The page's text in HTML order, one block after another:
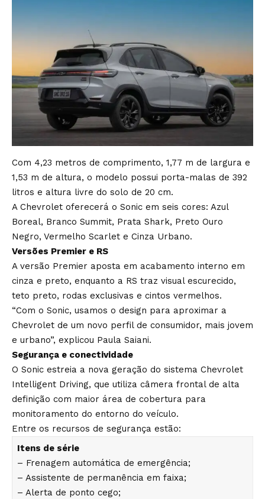
Com 4,23 metros de comprimento, 1,77 m de largura e
1,53 m de altura, o modelo possui porta-malas de 392
litros e altura livre do solo de 20 cm.
A Chevrolet oferecerá o Sonic em seis cores: Azul
Boreal, Branco Summit, Prata Shark, Preto Ouro
Negro, Vermelho Scarlet e Cinza Urbano.
Versões Premier e RS
A versão Premier aposta em acabamento interno em
cinza e preto, enquanto a RS traz visual escurecido,
teto preto, rodas exclusivas e cintos vermelhos.
“Com o Sonic, usamos o design para aproximar a
Chevrolet de um novo perfil de consumidor, mais jovem
e urbano”, explicou Paula Saiani.
Segurança e conectividade
O Sonic estreia a nova geração do sistema Chevrolet
Intelligent Driving, que utiliza câmera frontal de alta
definição com maior área de cobertura para
monitoramento do entorno do veículo.
Entre os recursos de segurança estão:
Itens de série
– Frenagem automática de emergência;
– Assistente de permanência em faixa;
– Alerta de ponto cego;